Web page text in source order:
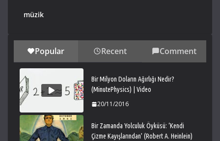
müzik
Popular Recent Comment
Bir Milyon Doların Ağırlığı Nedir?
(MinutePhysics) | Video
20/11/2016
Bir Zamanda Yolculuk Öyküsü: ‘Kendi
Çizme Kayışlarından’ (Robert A. Heinlein)